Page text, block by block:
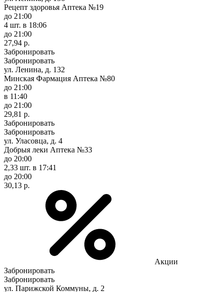
Рецепт здоровья Аптека №19
до 21:00
4 шт. в 18:06
до 21:00
27,94 р.
Забронировать
Забронировать
ул. Ленина, д. 132
Минская Фармация Аптека №80
до 21:00
в 11:40
до 21:00
29,81 р.
Забронировать
Забронировать
ул. Уласовца, д. 4
Добрыя леки Аптека №33
до 20:00
2,33 шт. в 17:41
до 20:00
30,13 р.
Акции
Забронировать
Забронировать
ул. Парижской Коммуны, д. 2